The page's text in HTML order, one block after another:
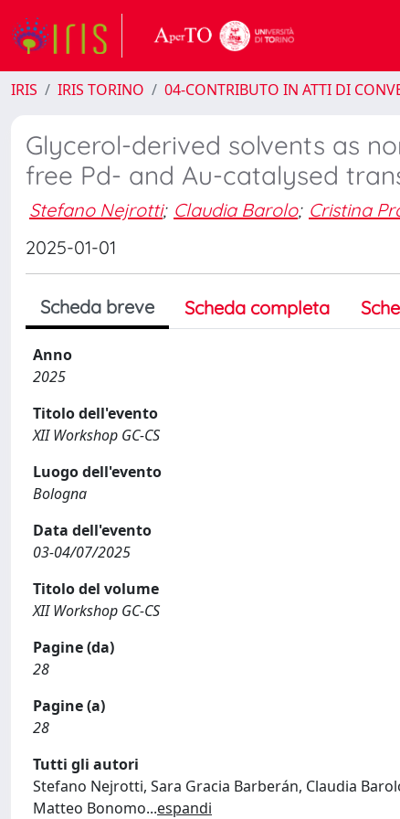
IRIS IRIS TORINO 04-CONTRIBUTO IN ATTI DI
Glycerol-derived solvents as
free Pd- and Au-catalysed
Stefano Nejrotti; Claudia Barolo; Cristina
2025-01-01
Scheda breve Scheda completa
Anno
2025
Titolo dell'evento
XII Workshop GC-CS
Luogo dell'evento
Bologna
Data dell'evento
03-04/07/2025
Titolo del volume
XII Workshop GC-CS
Pagine (da)
28
Pagine (a)
28
Tutti gli autori
Stefano Nejrotti, Sara Gracia Barberán, Claudia
Matteo Bonomo...espandi